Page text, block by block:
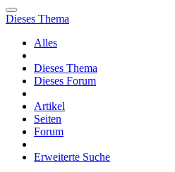
Dieses Thema
Alles
Dieses Thema
Dieses Forum
Artikel
Seiten
Forum
Erweiterte Suche